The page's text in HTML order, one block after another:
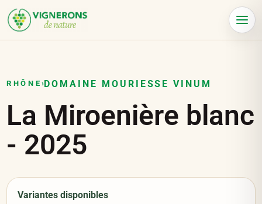
Menu
RHÔNE›DOMAINE MOURIESSE VINUM
La Miroenière blanc
- 2025
Variantes disponibles
Panneau de gestion des cookies